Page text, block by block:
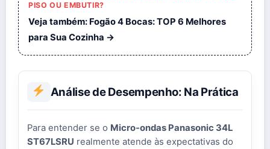
PISO OU EMBUTIR?
Veja também: Fogão 4 Bocas: TOP 6 Melhores
para Sua Cozinha →
Análise de Desempenho: Na Prática
Para entender se o Micro-ondas Panasonic 34L
ST67LSRU realmente atende às expectativas do